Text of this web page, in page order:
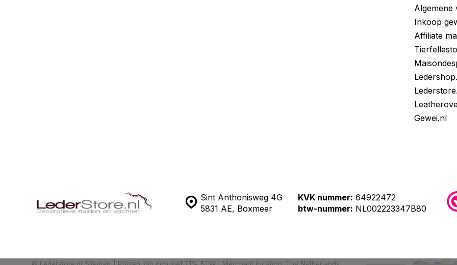
Algemene
Inkoop
Affiliate
Gewei.nl
Sint Anthonisweg 4G
5831 AE, Boxmeer
KVK nummer: 64922472
btw-nummer: NL002223347B80